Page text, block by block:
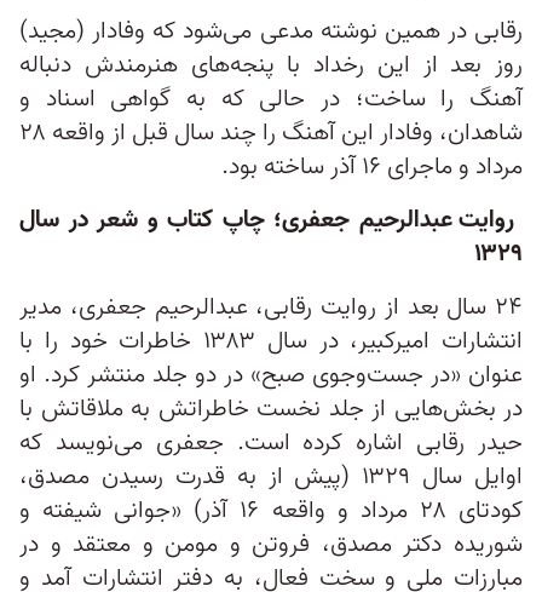
رقابی در همین نوشته مدعی می‌شود که وفادار (مجید)
روز بعد از این رخداد با پنجه‌های هنرمندش دنباله
آهنگ را ساخت؛ در حالی که به گواهی اسناد و
شاهدان، وفادار این آهنگ را چند سال قبل از واقعه ۲۸
مرداد و ماجرای ۱۶ آذر ساخته بود.
روایت عبدالرحیم جعفری؛ چاپ کتاب و شعر در سال
۱۳۲۹
۲۴ سال بعد از روایت رقابی، عبدالرحیم جعفری، مدیر
انتشارات امیرکبیر، در سال ۱۳۸۳ خاطرات خود را با
عنوان «در جست‌وجوی صبح» در دو جلد منتشر کرد. او
در بخش‌هایی از جلد نخست خاطراتش به ملاقاتش با
حیدر رقابی اشاره کرده است. جعفری می‌نویسد که
اوایل سال ۱۳۲۹ (پیش از به قدرت رسیدن مصدق،
کودتای ۲۸ مرداد و واقعه ۱۶ آذر) «جوانی شیفته و
شوریده دکتر مصدق، فروتن و مومن و معتقد و در
مبارزات ملی و سخت فعال، به دفتر انتشارات آمد و